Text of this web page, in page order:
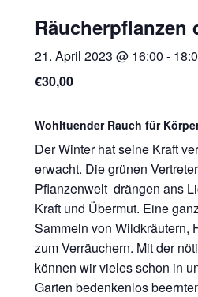
Räucherpflanzen
21. April 2023 @ 16:00 -
€30,00
Wohltuender Rauch für
Der Winter hat seine Kraft
erwacht. Die grünen
Pflanzenwelt drängen ans
Kraft und Übermut. Eine
Sammeln von Wildkräutern,
zum Verräuchern. Mit der
können wir vieles schon in
Garten bedenkenlos